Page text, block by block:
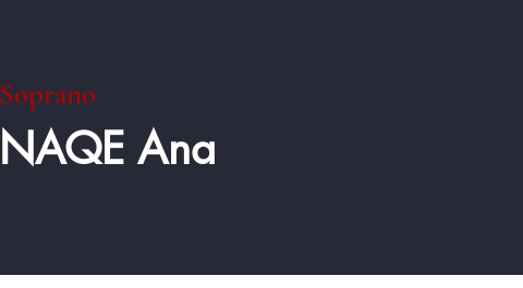
Soprano
NAQE Ana